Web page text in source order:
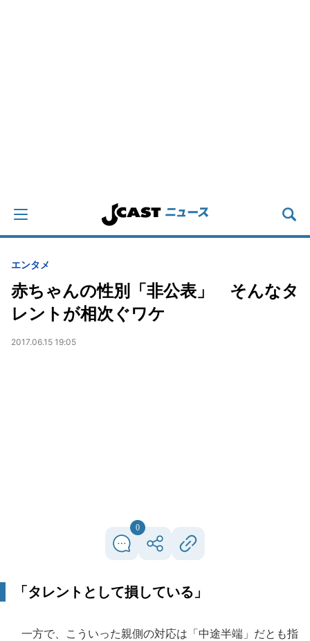
エンタメ
赤ちゃんの性別「非公表」 そんなタ
レントが相次ぐワケ
2017.06.15 19:05
0
「タレントとして損している」
一方で、こういった親側の対応は「中途半端」だとも指